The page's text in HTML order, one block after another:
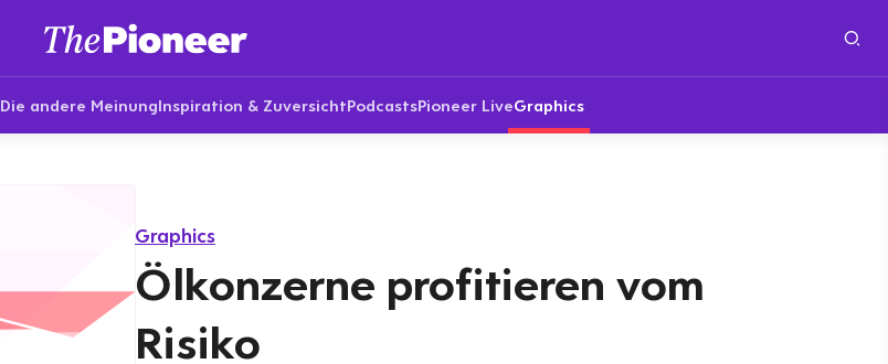
Die andere MeinungInspiration & ZuversichtPodcastsPioneer LiveGraphics
Graphics
Ölkonzerne profitieren vom
Risiko